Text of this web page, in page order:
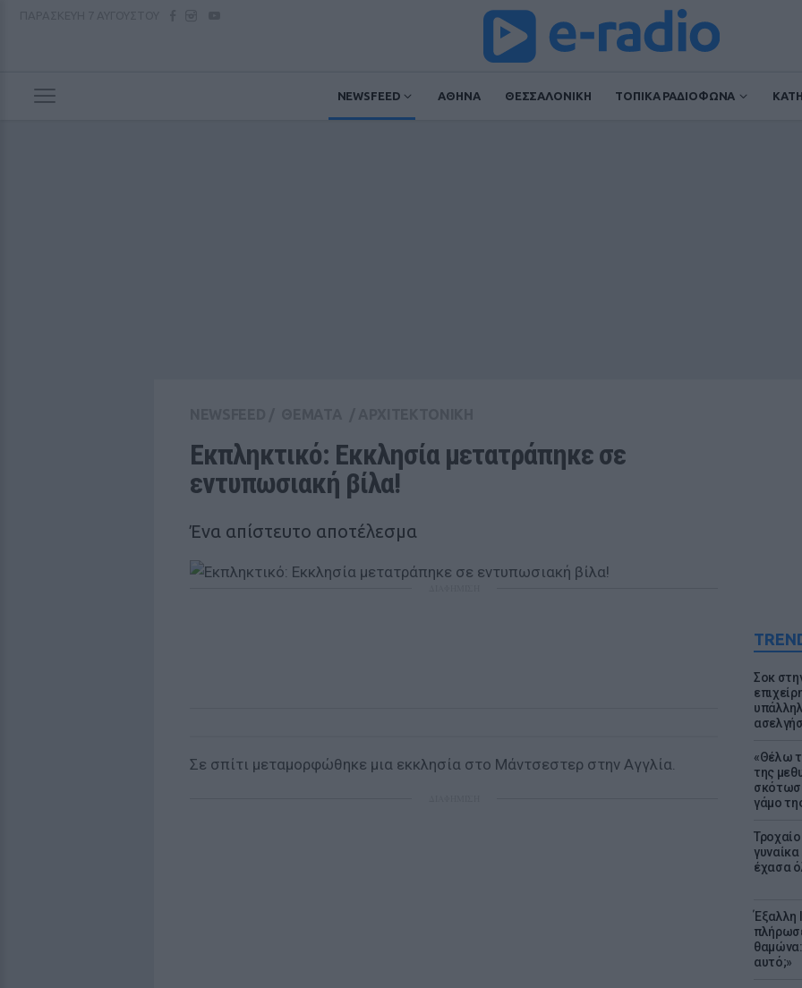
NEWSFEED ΑΘΗΝΑ ΘΕΣΣΑΛΟΝΙΚΗ ΤΟΠΙΚΑ ΡΑΔΙΟΦΩΝΑ
Σοκ
«Θέλω
της
γάμο
γυναίκα
έχασα
Έξαλλη
αυτό;»
Εκπληκτικό: Εκκλησία μετατράπηκε σε
εντυπωσιακή βίλα!
Ένα απίστευτο αποτέλεσμα
Σε σπίτι μεταμορφώθηκε μια εκκλησία στο Μάντσεστερ στην Αγγλία.